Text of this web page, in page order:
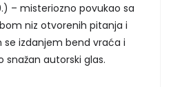
– misteriozno povukao sa
niz otvorenih pitanja i
se izdanjem bend vraća i
autorski glas.